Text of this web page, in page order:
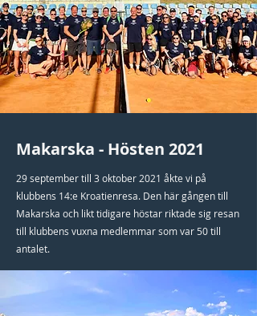
Makarska - Hösten 2021
29 september till 3 oktober 2021 åkte vi på
klubbens 14:e Kroatienresa. Den här gången till
Makarska och likt tidigare höstar riktade sig resan
till klubbens vuxna medlemmar som var 50 till
antalet.